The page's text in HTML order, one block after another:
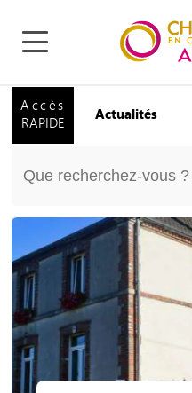
Accès
RAPIDE
Actualités